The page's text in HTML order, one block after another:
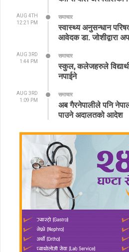
AUG 4TH
12:21 PM
समाचार
स्वास्थ्य अनुसन्धान
आवेदक डा. जोशीद्वारा
AUG 3RD
1:44 PM
समाचार
स्कुल, कलेजहरुले
नपाईने
AUG 3RD
1:09 PM
समाचार
अब गैरनेपालीले पनि
पाउने अदालतको आदेश